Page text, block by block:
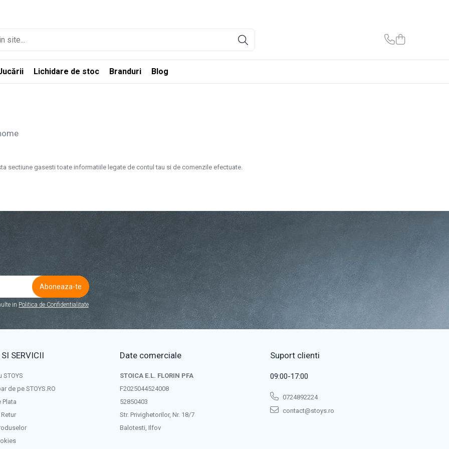
Lichidare de stoc Branduri Blog
sectiune gasesti toate informatiile legate de contul tau si de comenzile efectuate.
in Politica de Confidentialitate
SERVICII
STOYS
de pe STOYS.RO
Plata
Date comerciale
STOICA E.L. FLORIN PFA
F2025044524008
52850403
Str. Privighetorilor, Nr. 18/7
Balotesti, Ilfov
Suport clienti
09:00-17:00
0724892224
contact@stoys.ro